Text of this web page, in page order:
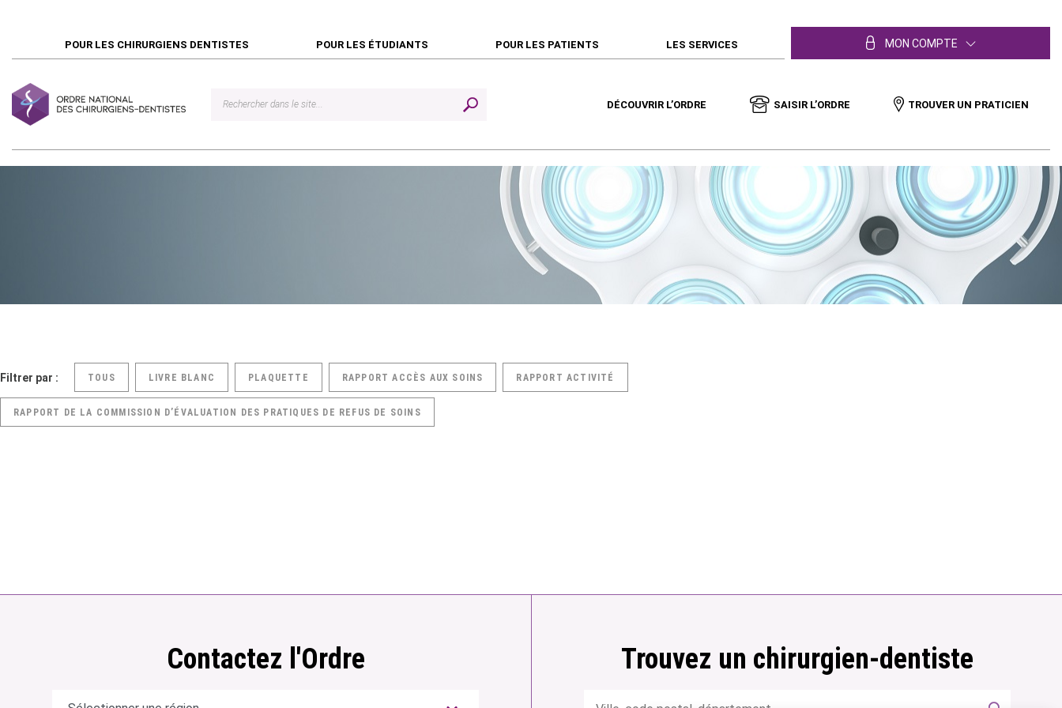
POUR LES CHIRURGIENS DENTISTES POUR LES ÉTUDIANTS POUR LES PATIENTS LES SERVICES MON COMPTE
DÉCOUVRIR L’ORDRE SAISIR L’ORDRE TROUVER UN PRATICIEN
Filtrer par : TOUS LIVRE BLANC PLAQUETTE RAPPORT ACCÈS AUX SOINS RAPPORT ACTIVITÉ
RAPPORT DE LA COMMISSION D’ÉVALUATION DES PRATIQUES DE REFUS DE SOINS
Contactez l'Ordre Trouvez un chirurgien-dentiste